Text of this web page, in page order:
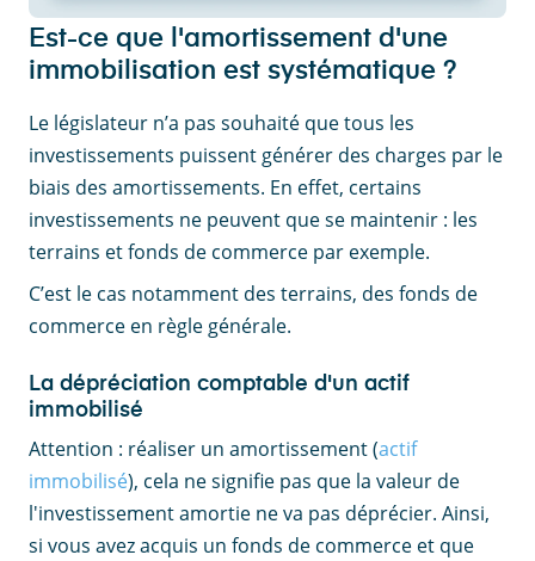
Est-ce que l'amortissement d'une
immobilisation est systématique ?
Le législateur n’a pas souhaité que tous les
investissements puissent générer des charges par le
biais des amortissements. En effet, certains
investissements ne peuvent que se maintenir : les
terrains et fonds de commerce par exemple.
C’est le cas notamment des terrains, des fonds de
commerce en règle générale.
La dépréciation comptable d'un actif
immobilisé
Attention : réaliser un amortissement (actif
immobilisé), cela ne signifie pas que la valeur de
l'investissement amortie ne va pas déprécier. Ainsi,
si vous avez acquis un fonds de commerce et que